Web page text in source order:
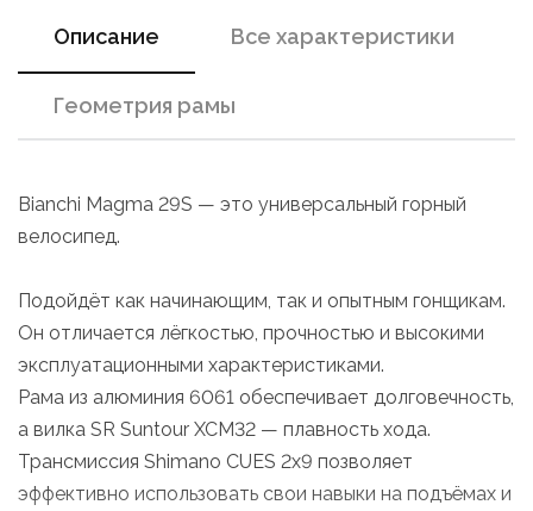
Описание Все характеристики
Геометрия рамы
Bianchi Magma 29S — это универсальный горный
велосипед.
Подойдёт как начинающим, так и опытным гонщикам.
Он отличается лёгкостью, прочностью и высокими
эксплуатационными характеристиками.
Рама из алюминия 6061 обеспечивает долговечность,
а вилка SR Suntour XCM32 — плавность хода.
Трансмиссия Shimano CUES 2x9 позволяет
эффективно использовать свои навыки на подъёмах и